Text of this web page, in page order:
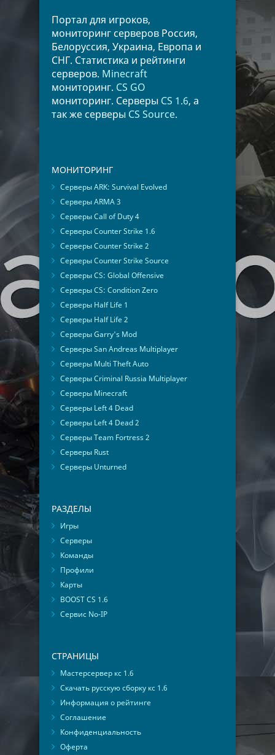
Портал для игроков,
мониторинг серверов Россия,
Белоруссия, Украина, Европа и
СНГ. Статистика и рейтинги
серверов. Minecraft
мониторинг. CS GO
мониторинг. Серверы CS 1.6, а
так же серверы CS Source.
МОНИТОРИНГ
Серверы ARK: Survival Evolved
Серверы ARMA 3
Серверы Call of Duty 4
Серверы Counter Strike 1.6
Серверы Counter Strike 2
Серверы Counter Strike Source
Серверы CS: Global Offensive
Серверы CS: Condition Zero
Серверы Half Life 1
Серверы Half Life 2
Серверы Garry's Mod
Серверы San Andreas Multiplayer
Серверы Multi Theft Auto
Серверы Criminal Russia Multiplayer
Серверы Minecraft
Серверы Left 4 Dead
Серверы Left 4 Dead 2
Серверы Team Fortress 2
Серверы Rust
Серверы Unturned
РАЗДЕЛЫ
Игры
Серверы
Команды
Профили
Карты
BOOST CS 1.6
Сервис No-IP
СТРАНИЦЫ
Мастерсервер кс 1.6
Скачать русскую сборку кс 1.6
Информация о рейтинге
Соглашение
Конфиденциальность
Оферта